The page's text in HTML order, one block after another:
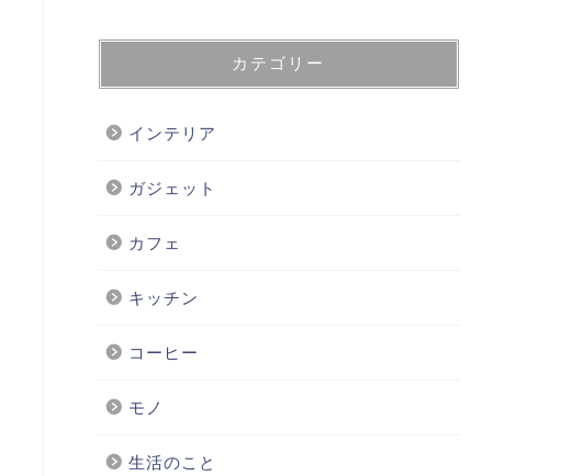
カテゴリー
インテリア
ガジェット
カフェ
キッチン
コーヒー
モノ
生活のこと